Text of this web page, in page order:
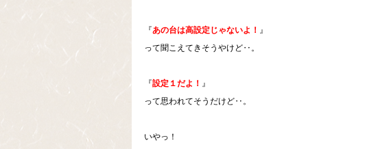
『あの台は高設定じゃないよ！ 』
って聞こえてきそうやけど‥。
『設定１だよ！ 』
って思われてそうだけど‥。
いやっ！